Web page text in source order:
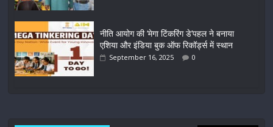
नीति आयोग की ‘मेगा टिंकरिंग डे’पहल ने बनाया
एशिया और इंडिया बुक ऑफ रिकॉर्ड्स में स्थान
September 16, 2025 0